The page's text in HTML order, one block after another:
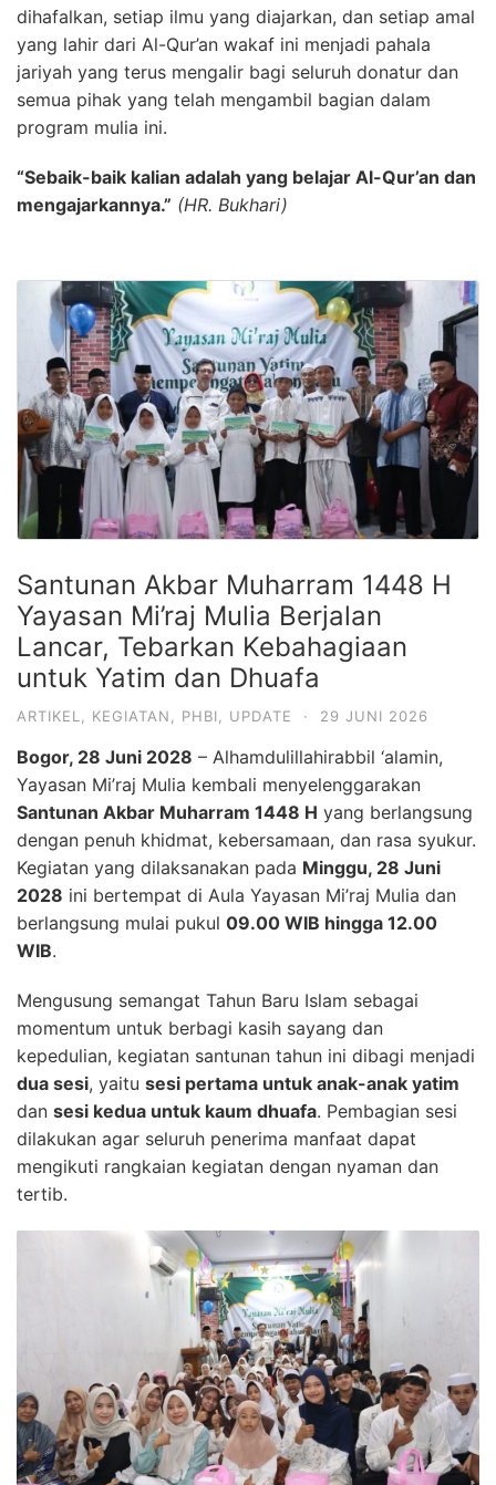
dihafalkan, setiap ilmu yang diajarkan, dan setiap amal
yang lahir dari Al-Qur’an wakaf ini menjadi pahala
jariyah yang terus mengalir bagi seluruh donatur dan
semua pihak yang telah mengambil bagian dalam
program mulia ini.
“Sebaik-baik kalian adalah yang belajar Al-Qur’an dan
mengajarkannya.” (HR. Bukhari)
Santunan Akbar Muharram 1448 H
Yayasan Mi’raj Mulia Berjalan
Lancar, Tebarkan Kebahagiaan
untuk Yatim dan Dhuafa
ARTIKEL, KEGIATAN, PHBI, UPDATE · 29 JUNI 2026
Bogor, 28 Juni 2028 – Alhamdulillahirabbil ‘alamin,
Yayasan Mi’raj Mulia kembali menyelenggarakan
Santunan Akbar Muharram 1448 H yang berlangsung
dengan penuh khidmat, kebersamaan, dan rasa syukur.
Kegiatan yang dilaksanakan pada Minggu, 28 Juni
2028 ini bertempat di Aula Yayasan Mi’raj Mulia dan
berlangsung mulai pukul 09.00 WIB hingga 12.00
WIB.
Mengusung semangat Tahun Baru Islam sebagai
momentum untuk berbagi kasih sayang dan
kepedulian, kegiatan santunan tahun ini dibagi menjadi
dua sesi, yaitu sesi pertama untuk anak-anak yatim
dan sesi kedua untuk kaum dhuafa. Pembagian sesi
dilakukan agar seluruh penerima manfaat dapat
mengikuti rangkaian kegiatan dengan nyaman dan
tertib.